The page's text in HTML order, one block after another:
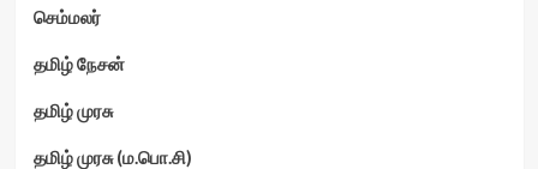
செம்மலர்
தமிழ் நேசன்
தமிழ் முரசு
தமிழ் முரசு (ம.பொ.சி)